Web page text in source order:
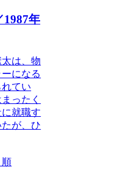
1987年
は、物
になる
てい
ったく
就職す
が、ひ